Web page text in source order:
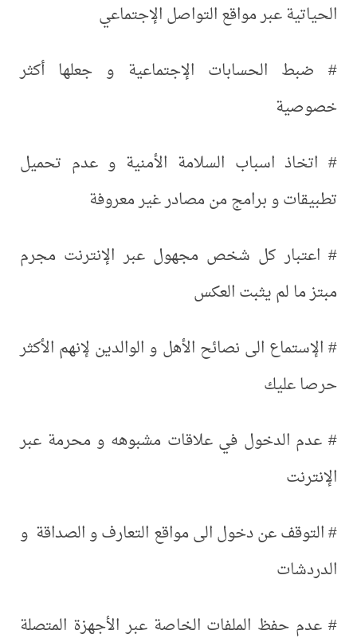
الحياتية عبر مواقع التواصل الإجتماعي
# ضبط الحسابات الإجتماعية و جعلها أكثر
خصوصية
# اتخاذ اسباب السلامة الأمنية و عدم تحميل
تطبيقات و برامج من مصادر غير معروفة
# اعتبار كل شخص مجهول عبر الإنترنت مجرم
مبتز ما لم يثبت العكس
# الإستماع الى نصائح الأهل و الوالدين لإنهم الأكثر
حرصا عليك
# عدم الدخول في علاقات مشبوهه و محرمة عبر
الإنترنت
# التوقف عن دخول الى مواقع التعارف و الصداقة و
الدردشات
# عدم حفظ الملفات الخاصة عبر الأجهزة المتصلة